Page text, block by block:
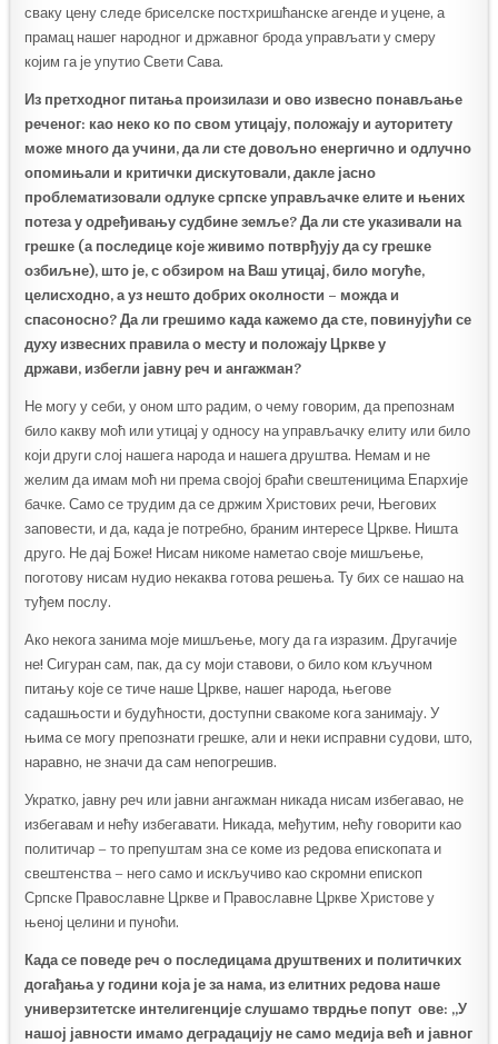
сваку цену следе бриселске постхришћанске агенде и уцене, а
прамац нашег народног и државног брода управљати у смеру
којим га је упутио Свети Сава.
Из претходног питања произилази и ово извесно понављање
реченог: као неко ко по свом утицају, положају и ауторитету
може много да учини, да ли сте довољно енергично и одлучно
опомињали и критички дискутовали, дакле јасно
проблематизовали одлуке српске управљачке елите и њених
потеза у одређивању судбине земље? Да ли сте указивали на
грешке (а последице које живимо потврђују да су грешке
озбиљне), што је, с обзиром на Ваш утицај, било могуће,
целисходно, а уз нешто добрих околности – можда и
спасоносно? Да ли грешимо када кажемо да сте, повинујући се
духу извесних правила о месту и положају Цркве у
држави, избегли јавну реч и ангажман?
Не могу у себи, у оном што радим, о чему говорим, да препознам
било какву моћ или утицај у односу на управљачку елиту или било
који други слој нашега народа и нашега друштва. Немам и не
желим да имам моћ ни према својој браћи свештеницима Епархије
бачке. Само се трудим да се држим Христових речи, Његових
заповести, и да, када је потребно, браним интересе Цркве. Ништа
друго. Не дај Боже! Нисам никоме наметао своје мишљење,
поготову нисам нудио некаква готова решења. Ту бих се нашао на
туђем послу.
Ако некога занима моје мишљење, могу да га изразим. Другачије
не! Сигуран сам, пак, да су моји ставови, о било ком кључном
питању које се тиче наше Цркве, нашег народа, његове
садашњости и будућности, доступни свакоме кога занимају. У
њима се могу препознати грешке, али и неки исправни судови, што,
наравно, не значи да сам непогрешив.
Укратко, јавну реч или јавни ангажман никада нисам избегавао, не
избегавам и нећу избегавати. Никада, међутим, нећу говорити као
политичар – то препуштам зна се коме из редова епископата и
свештенства – него само и искључиво као скромни епископ
Српске Православне Цркве и Православне Цркве Христове у
њеној целини и пуноћи.
Када се поведе реч о последицама друштвених и политичких
догађања у години која је за нама, из елитних редова наше
универзитетске интелигенције слушамо тврдње попут ове: „У
нашој јавности имамо деградацију не само медија већ и јавног